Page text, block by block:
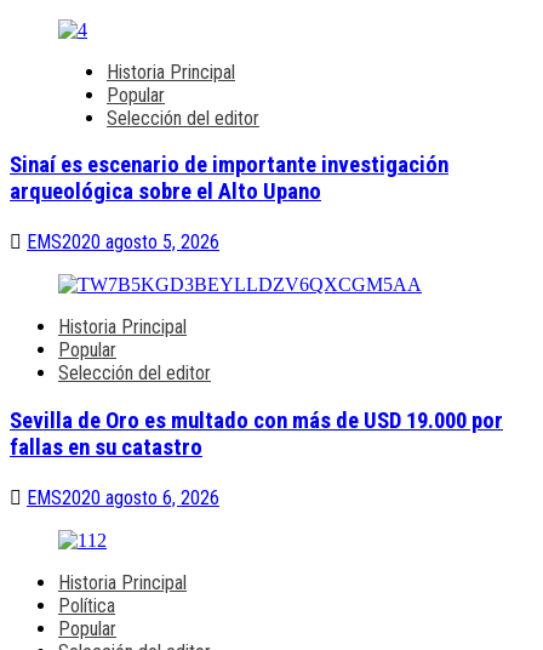
Historia Principal
Popular
Selección del editor
Sinaí es escenario de importante investigación
arqueológica sobre el Alto Upano
EMS2020 agosto 5, 2026
Historia Principal
Popular
Selección del editor
Sevilla de Oro es multado con más de USD 19.000 por
fallas en su catastro
EMS2020 agosto 6, 2026
Historia Principal
Política
Popular